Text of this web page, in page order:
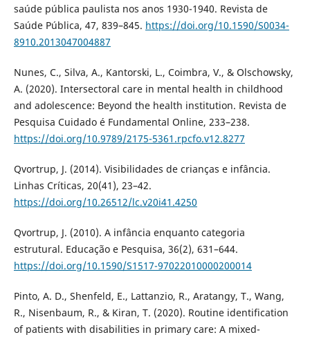
saúde pública paulista nos anos 1930-1940. Revista de
Saúde Pública, 47, 839–845. https://doi.org/10.1590/S0034-
8910.2013047004887
Nunes, C., Silva, A., Kantorski, L., Coimbra, V., & Olschowsky,
A. (2020). Intersectoral care in mental health in childhood
and adolescence: Beyond the health institution. Revista de
Pesquisa Cuidado é Fundamental Online, 233–238.
https://doi.org/10.9789/2175-5361.rpcfo.v12.8277
Qvortrup, J. (2014). Visibilidades de crianças e infância.
Linhas Críticas, 20(41), 23–42.
https://doi.org/10.26512/lc.v20i41.4250
Qvortrup, J. (2010). A infância enquanto categoria
estrutural. Educação e Pesquisa, 36(2), 631–644.
https://doi.org/10.1590/S1517-97022010000200014
Pinto, A. D., Shenfeld, E., Lattanzio, R., Aratangy, T., Wang,
R., Nisenbaum, R., & Kiran, T. (2020). Routine identification
of patients with disabilities in primary care: A mixed-